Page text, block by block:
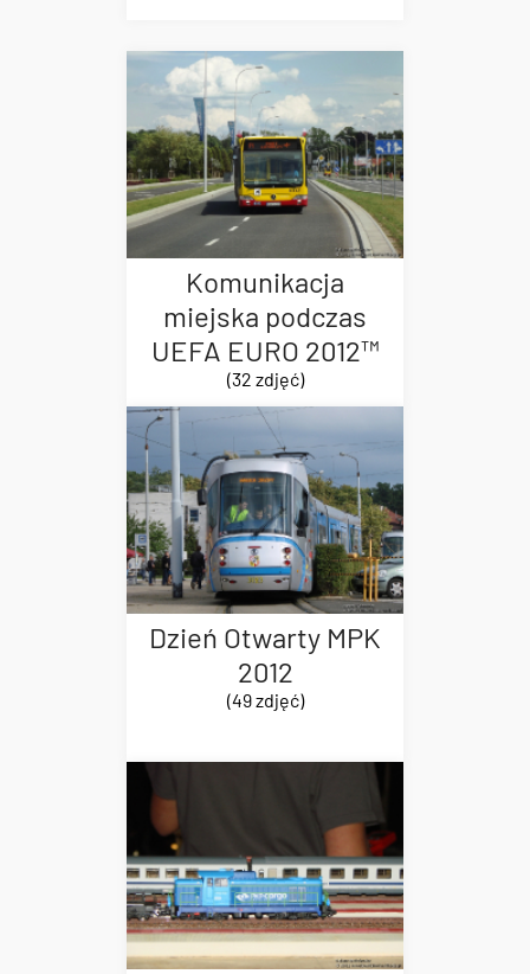
Komunikacja
miejska podczas
UEFA EURO 2012™
(32 zdjęć)
Dzień Otwarty MPK
2012
(49 zdjęć)